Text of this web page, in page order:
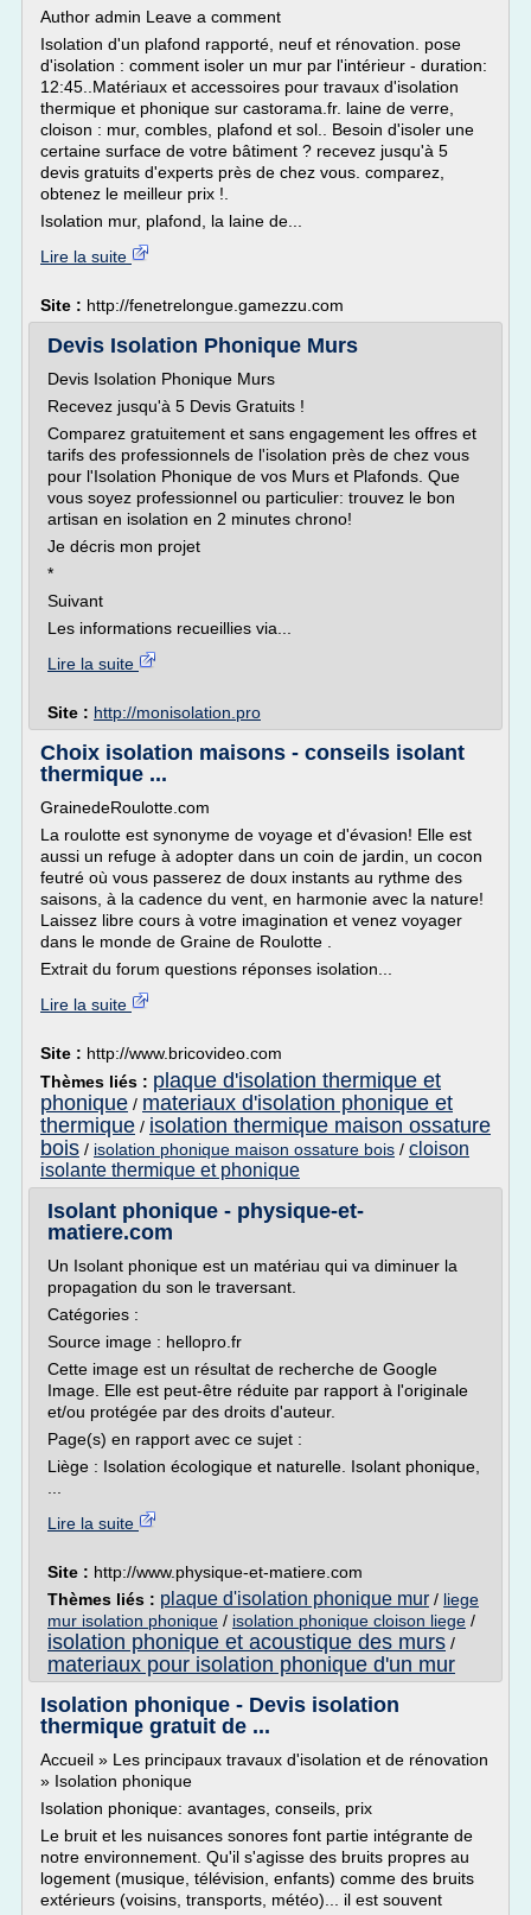
Author admin Leave a comment
Isolation d'un plafond rapporté, neuf et rénovation. pose
d'isolation : comment isoler un mur par l'intérieur - duration:
12:45..Matériaux et accessoires pour travaux d'isolation
thermique et phonique sur castorama.fr. laine de verre,
cloison : mur, combles, plafond et sol.. Besoin d'isoler une
certaine surface de votre bâtiment ? recevez jusqu'à 5
devis gratuits d'experts près de chez vous. comparez,
obtenez le meilleur prix !.
Isolation mur, plafond, la laine de...
Lire la suite
Site : http://fenetrelongue.gamezzu.com
Devis Isolation Phonique Murs
Devis Isolation Phonique Murs
Recevez jusqu'à 5 Devis Gratuits !
Comparez gratuitement et sans engagement les offres et
tarifs des professionnels de l'isolation près de chez vous
pour l'Isolation Phonique de vos Murs et Plafonds. Que
vous soyez professionnel ou particulier: trouvez le bon
artisan en isolation en 2 minutes chrono!
Je décris mon projet
*
Suivant
Les informations recueillies via...
Lire la suite
Site : http://monisolation.pro
Choix isolation maisons - conseils isolant
thermique ...
GrainedeRoulotte.com
La roulotte est synonyme de voyage et d'évasion! Elle est
aussi un refuge à adopter dans un coin de jardin, un cocon
feutré où vous passerez de doux instants au rythme des
saisons, à la cadence du vent, en harmonie avec la nature!
Laissez libre cours à votre imagination et venez voyager
dans le monde de Graine de Roulotte .
Extrait du forum questions réponses isolation...
Lire la suite
Site : http://www.bricovideo.com
Thèmes liés : plaque d'isolation thermique et
phonique / materiaux d'isolation phonique et
thermique / isolation thermique maison ossature
bois / isolation phonique maison ossature bois / cloison
isolante thermique et phonique
Isolant phonique - physique-et-
matiere.com
Un Isolant phonique est un matériau qui va diminuer la
propagation du son le traversant.
Catégories :
Source image : hellopro.fr
Cette image est un résultat de recherche de Google
Image. Elle est peut-être réduite par rapport à l'originale
et/ou protégée par des droits d'auteur.
Page(s) en rapport avec ce sujet :
Liège : Isolation écologique et naturelle. Isolant phonique,
Lire la suite
Site : http://www.physique-et-matiere.com
Thèmes liés : plaque d'isolation phonique mur / liege
mur isolation phonique / isolation phonique cloison liege /
isolation phonique et acoustique des murs /
materiaux pour isolation phonique d'un mur
Isolation phonique - Devis isolation
thermique gratuit de ...
Accueil » Les principaux travaux d'isolation et de rénovation
» Isolation phonique
Isolation phonique: avantages, conseils, prix
Le bruit et les nuisances sonores font partie intégrante de
notre environnement. Qu'il s'agisse des bruits propres au
logement (musique, télévision, enfants) comme des bruits
extérieurs (voisins, transports, météo)... il est souvent